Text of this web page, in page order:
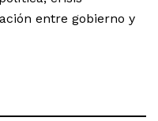
entre gobierno y